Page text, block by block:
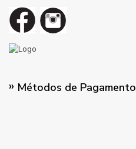
Métodos de Pagamento